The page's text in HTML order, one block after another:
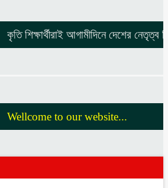
কৃতি শিক্ষার্থীরাই আগামীদিনে দেশের নেতৃত্ব
Wellcome to our website...